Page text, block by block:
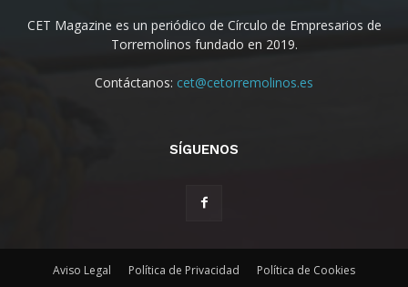
CET Magazine es un periódico de Círculo de Empresarios de
Torremolinos fundado en 2019.
Contáctanos: cet@cetorremolinos.es
SÍGUENOS
Aviso Legal Política de Privacidad Política de Cookies